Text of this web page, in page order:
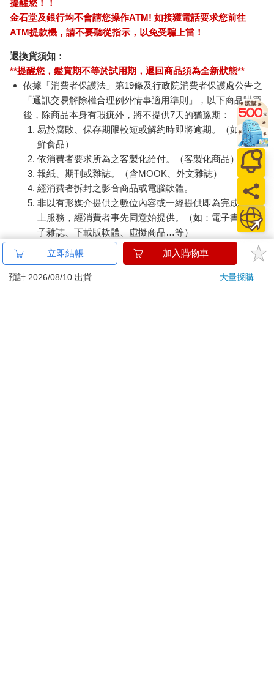
提醒您！！
金石堂及銀行均不會請您操作ATM! 如接獲電話要求您前往
ATM提款機，請不要聽從指示，以免受騙上當！
退換貨須知：
**提醒您，鑑賞期不等於試用期，退回商品須為全新狀態**
依據「消費者保護法」第19條及行政院消費者保護處公告之
「通訊交易解除權合理例外情事適用準則」，以下商品購買
後，除商品本身有瑕疵外，將不提供7天的猶豫期：
易於腐敗、保存期限較短或解約時即將逾期。（如：生
鮮食品）
依消費者要求所為之客製化給付。（客製化商品）
報紙、期刊或雜誌。（含MOOK、外文雜誌）
經消費者拆封之影音商品或電腦軟體。
非以有形媒介提供之數位內容或一經提供即為完成之線
上服務，經消費者事先同意始提供。（如：電子書、電
子雜誌、下載版軟體、虛擬商品…等）
已拆封之個人衛生用品。（如：內衣褲、刮鬍刀、除毛
刀…等）
若非上列種類商品，均享有到貨7天的猶豫期（含例假
立即結帳 加入購物車
預計 2026/08/10 出貨 大量採購